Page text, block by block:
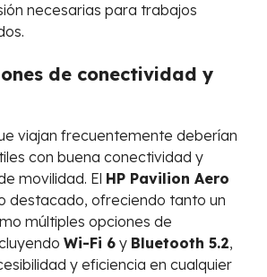
necesarias para trabajos
de conectividad y
viajan frecuentemente deberían
con buena conectividad y
movilidad. El HP Pavilion Aero
destacado, ofreciendo tanto un
múltiples opciones de
Wi-Fi 6 y Bluetooth 5.2,
y eficiencia en cualquier